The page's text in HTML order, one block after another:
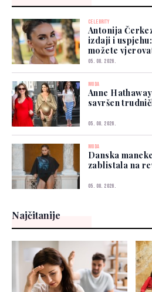
CELEBRITY
Antonija
izdaji i
možete
05. 08. 2026.
MODA
Anne
savršen
05. 08. 2026.
MODA
Danska
zablistala na
05. 08. 2026.
Najčitanije